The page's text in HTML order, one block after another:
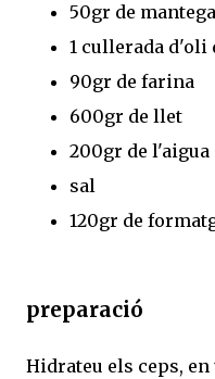
50gr de mantega
1 cullerada d'oli
90gr de farina
600gr de llet
200gr de
sal
120gr de
preparació
Hidrateu els ceps,